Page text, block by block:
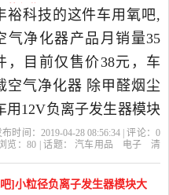
厦门发货。
件仅售38元
裕科技的这件车用氧吧,
气净化器产品月销量35
，目前仅售价38元，车
空气净化器 除甲醛烟尘
用12V负离子发生器模块
车氧吧是2019年丰裕科
装当中性价比很高的车
时间：2019-04-28 08:56:34 | 评论： 0
浏览：80 | 话题： 汽车用品 电子
清
]小粒径负离子发生器模块大